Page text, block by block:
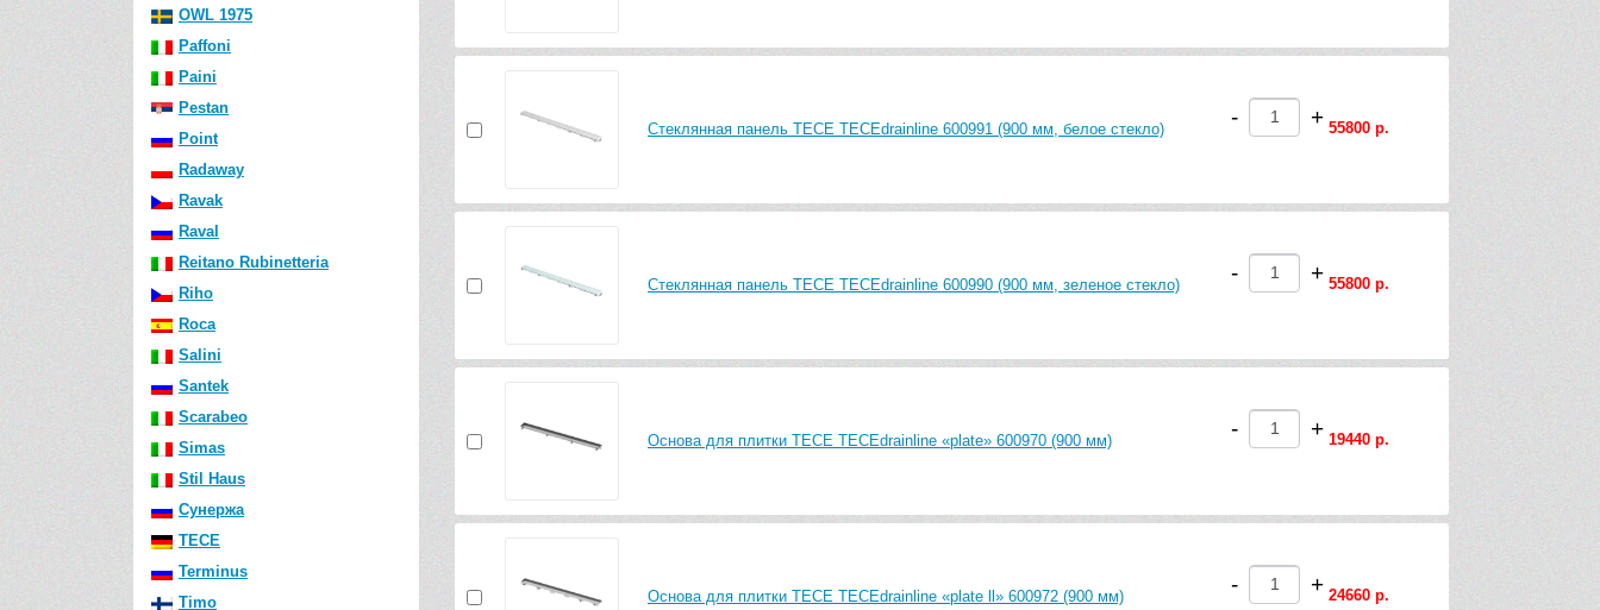
OWL 1975
Paffoni
Paini
Pestan
Point
Radaway
Ravak
Raval
Reitano Rubinetteria
Riho
Roca
Salini
Santek
Scarabeo
Simas
Stil Haus
Сунержа
TECE
Terminus
Timo
Стеклянная панель TECE TECEdrainline 600991 (900 мм, белое стекло) - + 55800 р.
Стеклянная панель TECE TECEdrainline 600990 (900 мм, зеленое стекло) - + 55800 р.
Основа для плитки TECE TECEdrainline «plate» 600970 (900 мм) - + 19440 р.
Основа для плитки TECE TECEdrainline «plate ll» 600972 (900 мм) - + 24660 р.